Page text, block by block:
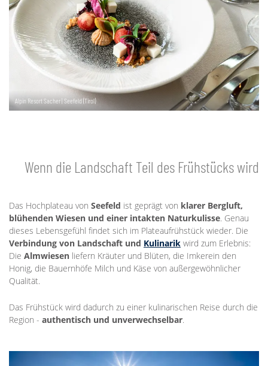
Alpin Resort Sacher | Seefeld (Tirol)
Wenn die Landschaft Teil des Frühstücks wird
Das Hochplateau von Seefeld ist geprägt von klarer Bergluft,
blühenden Wiesen und einer intakten Naturkulisse. Genau
dieses Lebensgefühl findet sich im Plateaufrühstück wieder. Die
Verbindung von Landschaft und Kulinarik wird zum Erlebnis:
Die Almwiesen liefern Kräuter und Blüten, die Imkerein den
Honig, die Bauernhöfe Milch und Käse von außergewöhnlicher
Qualität.
Das Frühstück wird dadurch zu einer kulinarischen Reise durch die
Region - authentisch und unverwechselbar.